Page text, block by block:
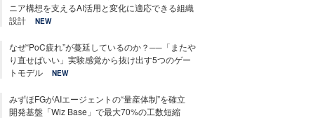
ニア構想を支えるAI活用と変化に適応できる組織
設計
NEW
なぜ“PoC疲れ”が蔓延しているのか？──「またや
り直せばいい」実験感覚から抜け出す5つのゲー
トモデル
NEW
みずほFGがAIエージェントの“量産体制”を確立
開発基盤「Wiz Base」で最大70%の工数短縮